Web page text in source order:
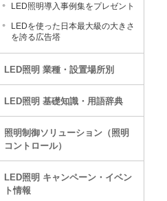
LED照明導入事例集をプレゼント
LEDを使った日本最大級の大きさ
を誇る広告塔
LED照明 業種・設置場所別
LED照明 基礎知識・用語辞典
照明制御ソリューション（照明
コントロール）
LED照明 キャンペーン・イベン
ト情報